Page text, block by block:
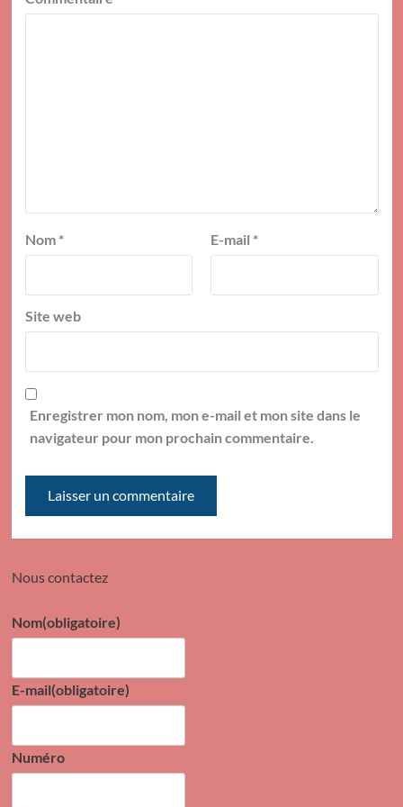
Nom * E-mail *
Site web
Enregistrer mon nom, mon e-mail et mon site dans le
navigateur pour mon prochain commentaire.
Nous contactez
Nom(obligatoire)
E-mail(obligatoire)
Numéro